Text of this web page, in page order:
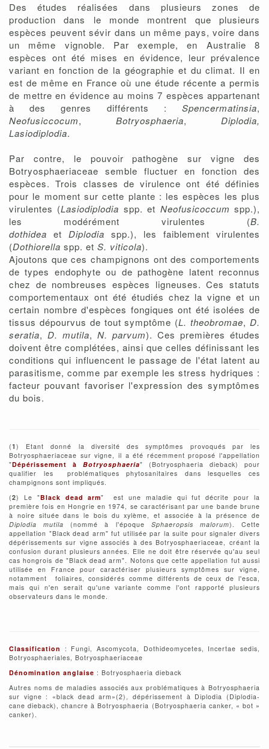
Des études réalisées dans plusieurs zones de
production dans le monde montrent que plusieurs
espèces peuvent sévir dans un même pays, voire dans
un même vignoble. Par exemple, en Australie 8
espèces ont été mises en évidence, leur prévalence
variant en fonction de la géographie et du climat. Il en
est de même en France où une étude récente a permis
de mettre en évidence au moins 7 espèces appartenant
à des genres différents : Spencermatinsia,
Neofusiccocum, Botryosphaeria, Diplodia,
Lasiodiplodia.
Par contre, le pouvoir pathogène sur vigne des
Botryosphaeriaceae semble fluctuer en fonction des
espèces. Trois classes de virulence ont été définies
pour le moment sur cette plante : les espèces les plus
virulentes (Lasiodiplodia spp. et Neofusicoccum spp.),
les modérément virulentes (B.
dothidea et Diplodia spp.), les faiblement virulentes
(Dothiorella spp. et S. viticola).
Ajoutons que ces champignons ont des comportements
de types endophyte ou de pathogène latent reconnus
chez de nombreuses espèces ligneuses. Ces statuts
comportementaux ont été étudiés chez la vigne et un
certain nombre d'espèces fongiques ont été isolées de
tissus dépourvus de tout symptôme (L. theobromae, D.
seratia, D. mutila, N. parvum). Ces premières études
doivent être complétées, ainsi que celles définissant les
conditions qui influencent le passage de l'état latent au
parasitisme, comme par exemple les stress hydriques :
facteur pouvant favoriser l'expression des symptômes
du bois.
(1 ) Etant donné la diversité des symptômes provoqués par les
Botryosphaeriaceae sur vigne, il a été récemment proposé l'appellation
"Dépérissement à Botryosphaeria" (Botryosphaeria dieback) pour
qualifier les problématiques phytosanitaires dans lesquelles ces
champignons sont impliqués.
(2) Le "Black dead arm" est une maladie qui fut décrite pour la
première fois en Hongrie en 1974, se caractérisant par une bande brune
à noire située dans le bois du xylème, et associée à la présence de
Diplodia mutila(nommé à l'époque Sphaeropsis malorum). Cette
appellation "Black dead arm" fut utilisée par la suite pour signaler divers
dépérissements sur vigne associés à des Botryosphaeriaceae, créant la
confusion durant plusieurs années. Elle ne doit être réservée qu'au seul
cas hongrois de "Black dead arm". Notons que cette appellation fut aussi
utilisée en France pour caractériser plusieurs symptômes sur vigne,
notamment foliaires, considérés comme différents de ceux de l'esca,
mais qui n'en serait qu'une variante comme l'ont rapporté plusieurs
observateurs dans le monde.
Classification
: Fungi, Ascomycota, Dothideomycetes, Incertae sedis,
Botryosphaeriales, Botryosphaeriaceae
Dénomination anglaise : Botryosphaeria dieback
Autres noms de maladies associés aux problématiques à Botryosphaeria
sur vigne : «black dead arm»(2), dépérissement à Diplodia (Diplodia-
cane dieback), chancre à Botryosphaeria (Botryosphaeria canker, « bot »
canker).